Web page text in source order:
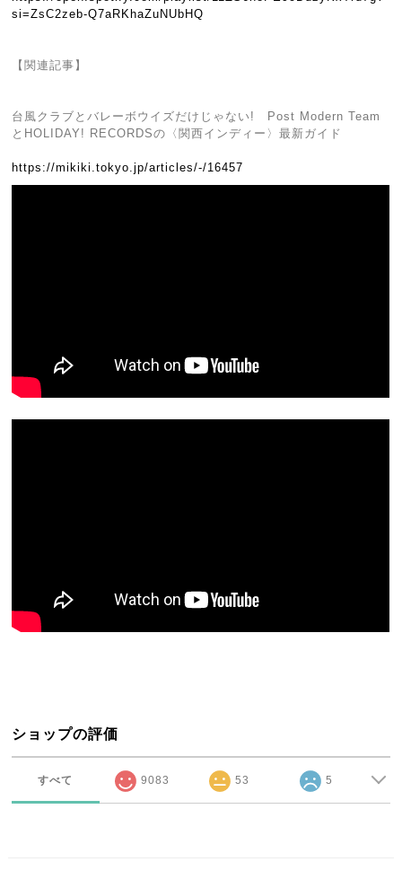
si=ZsC2zeb-Q7aRKhaZuNUbHQ
【関連記事】
台風クラブとバレーボウイズだけじゃない! Post Modern Team
とHOLIDAY! RECORDSの〈関西インディー〉最新ガイド
https://mikiki.tokyo.jp/articles/-/16457
ショップの評価
すべて 9083 53 5